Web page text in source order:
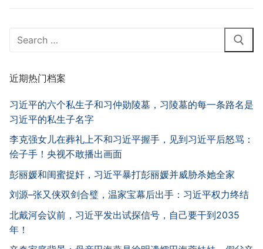
Search
近期热门档案
习近平的六个私生子和习仲勋陵墓，习陵墓的每一条路名是
习近平的私生子名字
李克强女儿在葬礼上不和习近平握手，见到习近平后怒骂：
侩子手！央视不敢播出画面
彭丽媛和闺蜜捉奸，习近平暴打彭丽媛并威胁杀她全家
刘源–张又侠双剑合璧，温家宝幕后出手：习近平权力终结
北戴河会议前，习近平发出试探信号，自己要干到2035
年！